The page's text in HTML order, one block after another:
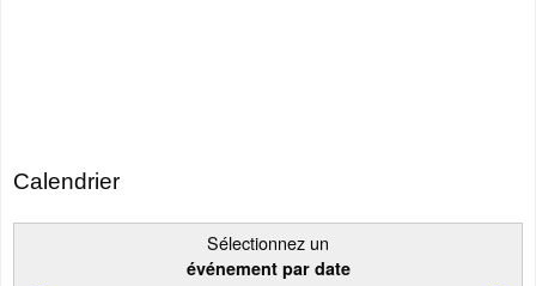
Calendrier
Sélectionnez un
événement par date